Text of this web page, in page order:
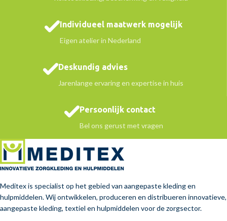
Individueel maatwerk mogelijk
Eigen atelier in Nederland
Deskundig advies
Jarenlange ervaring en expertise in huis
Persoonlijk contact
Bel ons gerust met vragen
Meditex is specialist op het gebied van aangepaste kleding en
hulpmiddelen. Wij ontwikkelen, produceren en distribueren innovatieve,
aangepaste kleding, textiel en hulpmiddelen voor de zorgsector.